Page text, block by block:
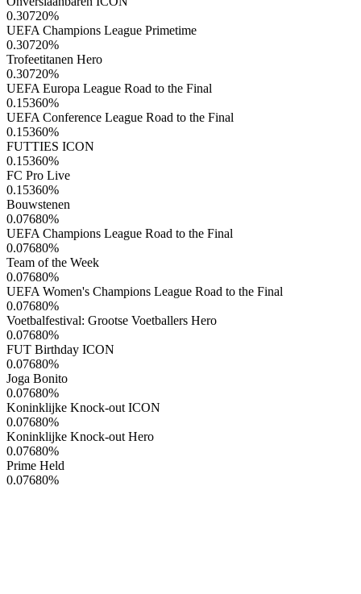
0.30720%
UEFA Champions League Primetime
0.30720%
Trofeetitanen Hero
0.30720%
UEFA Europa League Road to the Final
0.15360%
UEFA Conference League Road to the Final
0.15360%
FUTTIES ICON
0.15360%
FC Pro Live
0.15360%
Bouwstenen
0.07680%
UEFA Champions League Road to the Final
0.07680%
Team of the Week
0.07680%
UEFA Women's Champions League Road to the Final
0.07680%
Voetbalfestival: Grootse Voetballers Hero
0.07680%
FUT Birthday ICON
0.07680%
Joga Bonito
0.07680%
Koninklijke Knock-out ICON
0.07680%
Koninklijke Knock-out Hero
0.07680%
Prime Held
0.07680%